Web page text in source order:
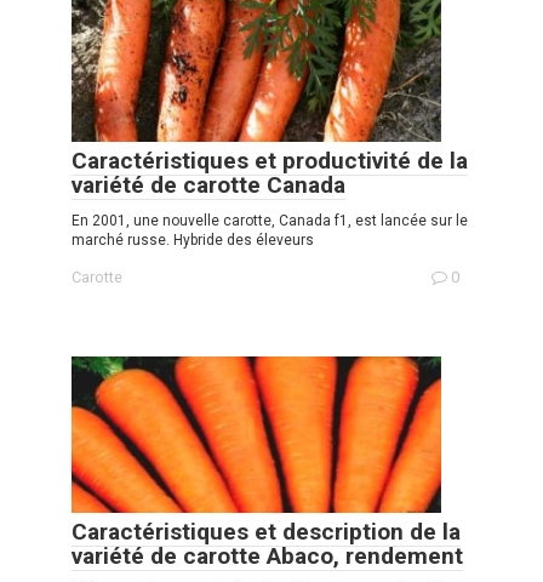
Caractéristiques et productivité de la
variété de carotte Canada
En 2001, une nouvelle carotte, Canada f1, est lancée sur le
marché russe. Hybride des éleveurs
Carotte 0
Caractéristiques et description de la
variété de carotte Abaco, rendement